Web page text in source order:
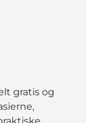
gratis og